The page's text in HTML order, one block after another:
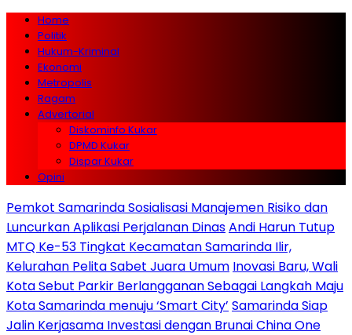
Home
Politik
Hukum-Kriminal
Ekonomi
Metropolis
Ragam
Advertorial
Diskominfo Kukar
DPMD Kukar
Dispar Kukar
Opini
Pemkot Samarinda Sosialisasi Manajemen Risiko dan
Luncurkan Aplikasi Perjalanan DinasAndi Harun Tutup
MTQ Ke-53 Tingkat Kecamatan Samarinda Ilir,
Kelurahan Pelita Sabet Juara Umum Inovasi Baru, Wali
Kota Sebut Parkir Berlangganan Sebagai Langkah Maju
Kota Samarinda menuju ‘Smart City’ Samarinda Siap
Jalin Kerjasama Investasi dengan Brunai China One